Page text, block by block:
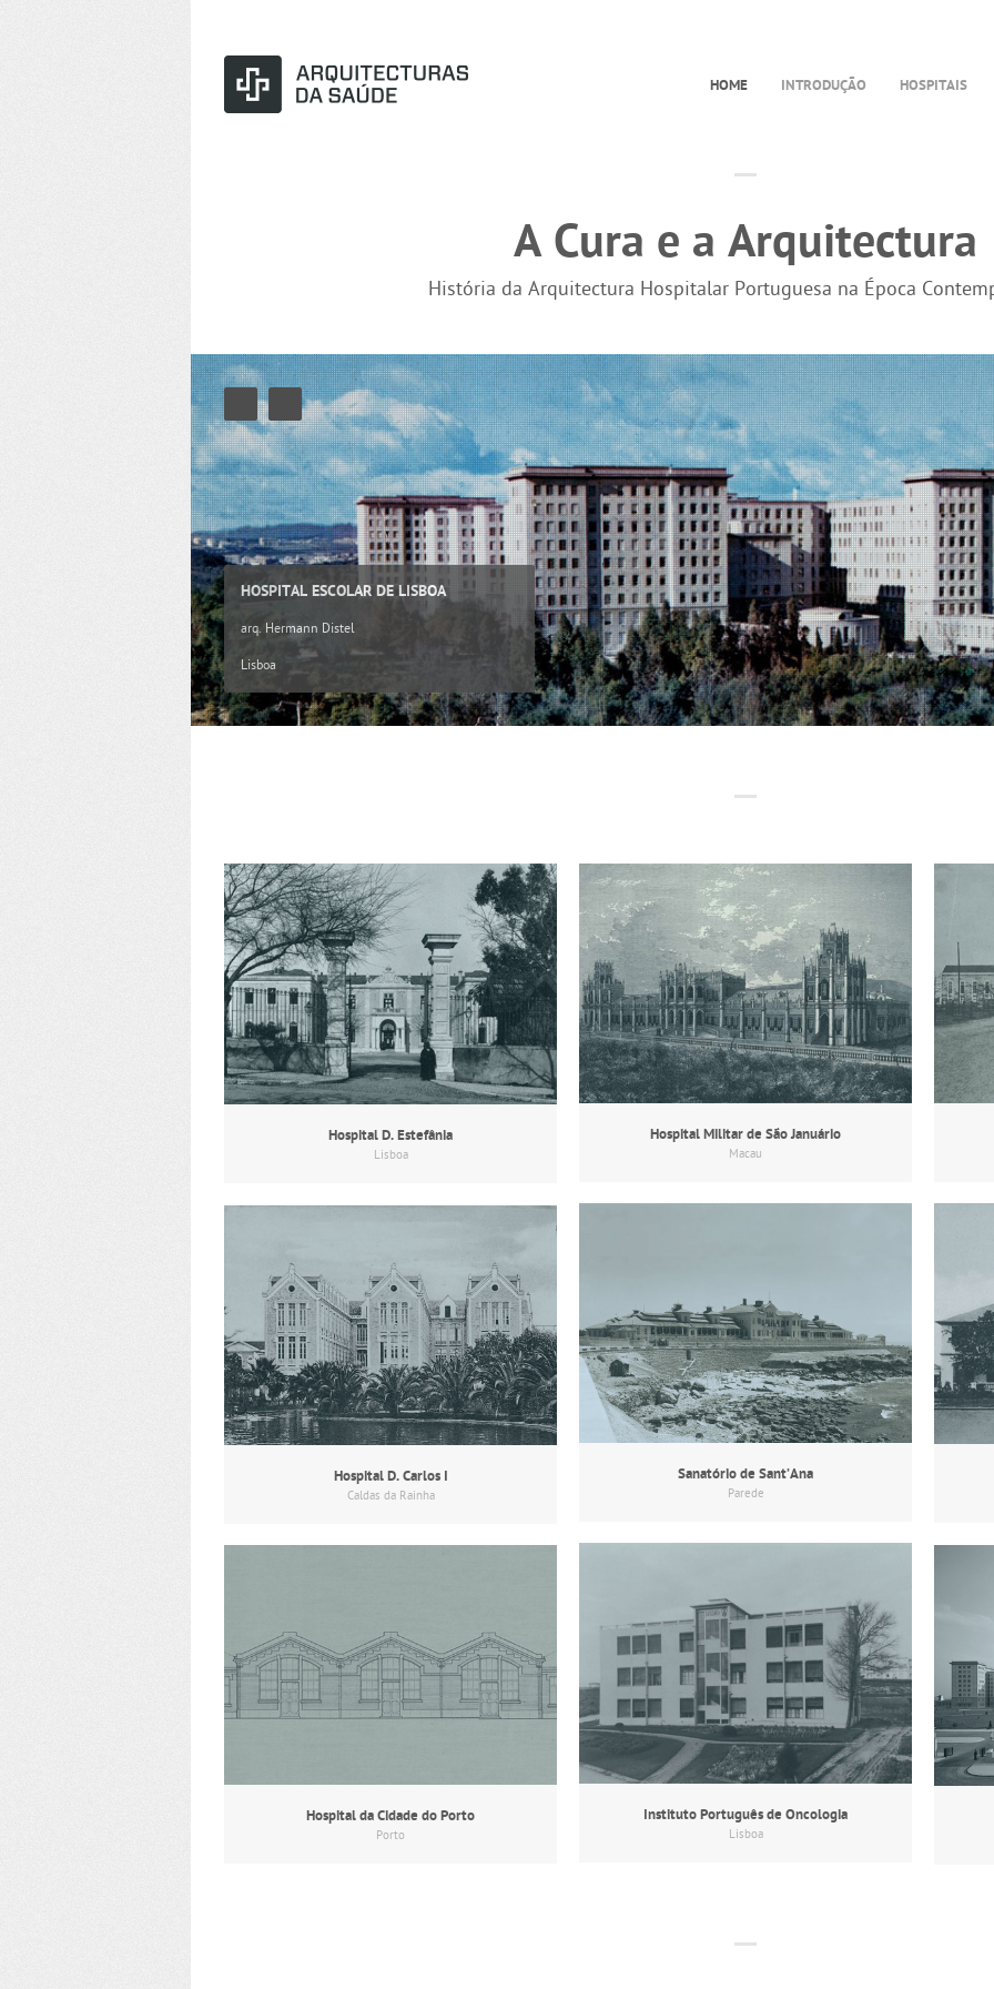
HOME INTRODUÇÃO HOSPITAIS
A Cura e a Arquitectura
História da Arquitectura Hospitalar Portuguesa na Época
HOSPITAL ESCOLAR DE LISBOA
arq. Hermann Distel
Lisboa
Hospital D. Estefânia
Lisboa
Hospital Militar de São Januário
Macau
Sanatório de Sant’Ana
Parede
Hospital D. Carlos I
Caldas da Rainha
Instituto Português de Oncologia
Lisboa
Hospital da Cidade do Porto
Porto